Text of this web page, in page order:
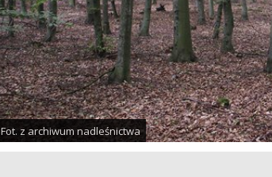
Fot. z archiwum nadleśnictwa